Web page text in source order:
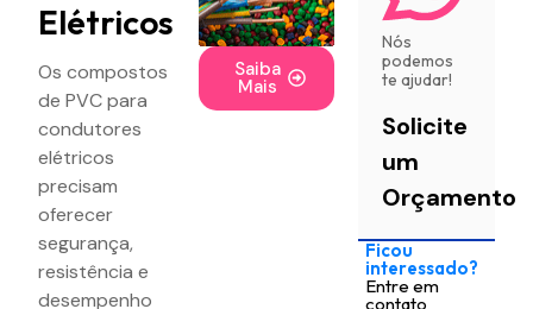
Elétricos
Os compostos
de PVC para
condutores
elétricos
precisam
oferecer
segurança,
resistência e
desempenho
Saiba
Mais
Nós
podemos
te ajudar!
Solicite
um
Orçamento
Ficou
interessado?
Entre em
contato